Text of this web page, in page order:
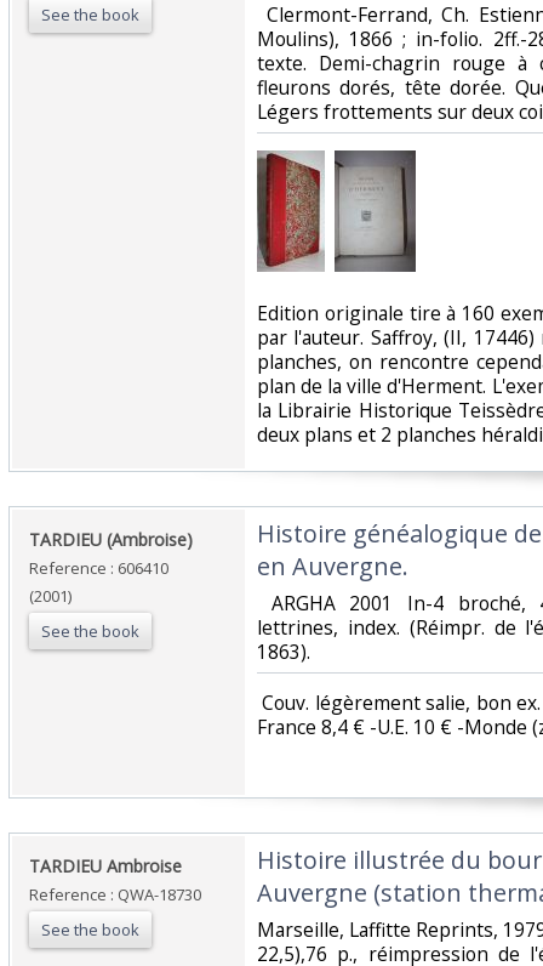
See the book
Clermont-Ferrand, Ch.
Moulins), 1866 ; in-folio. 2ff.-
texte. Demi-chagrin rouge
fleurons dorés, tête dorée.
Légers frottements sur deux
‎Edition originale tire à 160
par l'auteur. Saffroy, (II,
planches, on rencontre
plan de la ville d'Herment.
la Librairie Historique
deux plans et 2 planches
‎TARDIEU (Ambroise)‎
Reference : 606410
(2001)
See the book
‎Histoire généalogique
en Auvergne.‎
ARGHA 2001 In-4
lettrines, index. (Réimpr. de
1863). ‎
Couv. légèrement salie, bon
France 8,4 € -U.E. 10 € -Monde
‎TARDIEU Ambroise ‎
Reference : QWA-18730
See the book
‎Histoire illustrée du
Auvergne (station
‎Marseille, Laffitte Reprints,
22,5),76 p., réimpression de